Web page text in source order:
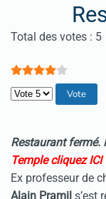
Vote utilisateur:4/
Total des votes : 5
Veuillez voter
Restaurant fermé.
Temple cliquez ICI
Ex professeur de
Alain Pramil s’est